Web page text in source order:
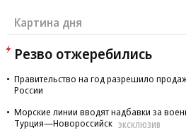
Картина дня
Резво отжеребились
Правительство на год разрешило
России
Морские линии вводят надбавки за
Турция—Новороссийск ЭКСКЛЮЗИВ